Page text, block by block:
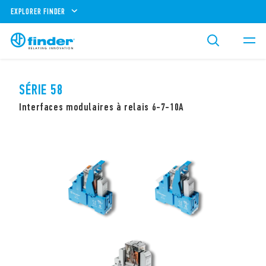
EXPLORER FINDER
SÉRIE 58
Interfaces modulaires à relais 6-7-10A